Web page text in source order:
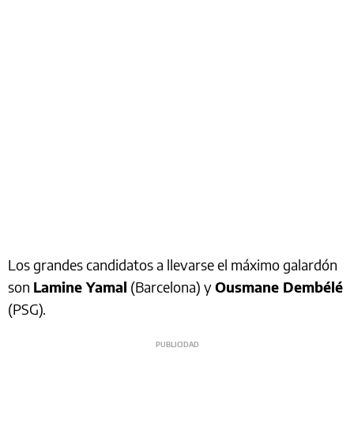
Los grandes candidatos a llevarse el máximo galardón
son Lamine Yamal (Barcelona) yOusmane Dembélé
(PSG).